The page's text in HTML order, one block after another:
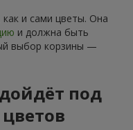
и сами цветы. Она
и должна быть
выбор корзины —
под